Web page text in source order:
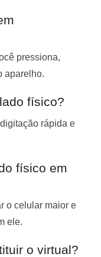
pressiona,
aparelho.
físico?
rápida e
físico em
o celular maior e
ele.
o virtual?